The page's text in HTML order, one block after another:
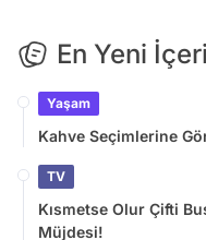
En Yeni
Yaşam
Kahve Seçimlerine
TV
Kısmetse Olur Çifti
Müjdesi!